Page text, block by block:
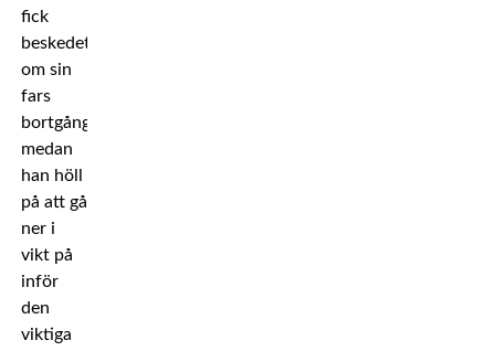
fick
beskedet
om sin
fars
bortgång
medan
han höll
på att gå
ner i
vikt på
inför
den
viktiga